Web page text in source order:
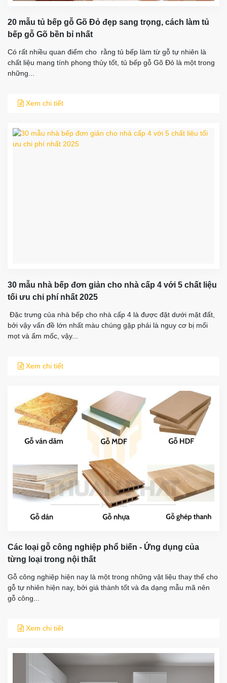
20 mẫu tủ bếp gỗ Gõ Đỏ đẹp sang trọng, cách làm tủ
bếp gỗ Gõ bền bỉ nhất
Có rất nhiều quan điểm cho rằng tủ bếp làm từ gỗ tự nhiên là
chất liệu mang tính phong thủy tốt, tủ bếp gỗ Gõ Đỏ là một trong
những...
Xem chi tiết
30 mẫu nhà bếp đơn giản cho nhà cấp 4 với 5 chất liệu
tối ưu chi phí nhất 2025
​ Đặc trưng của nhà bếp cho nhà cấp 4 là được đặt dưới mặt đất,
bởi vậy vấn đề lớn nhất màu chúng gặp phải là nguy cơ bị mối
mọt và ẩm mốc, vậy...
Xem chi tiết
Các loại gỗ công nghiệp phổ biến - Ứng dụng của
từng loại trong nội thất
Gỗ công nghiệp hiện nay là một trong những vật liệu thay thế cho
gỗ tự nhiên hiện nay, bởi giá thành tốt và đa dạng mẫu mã nên
gỗ công...
Xem chi tiết